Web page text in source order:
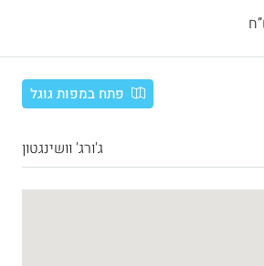
פתח במפות גוגל
ג'ורג' וושינגטון